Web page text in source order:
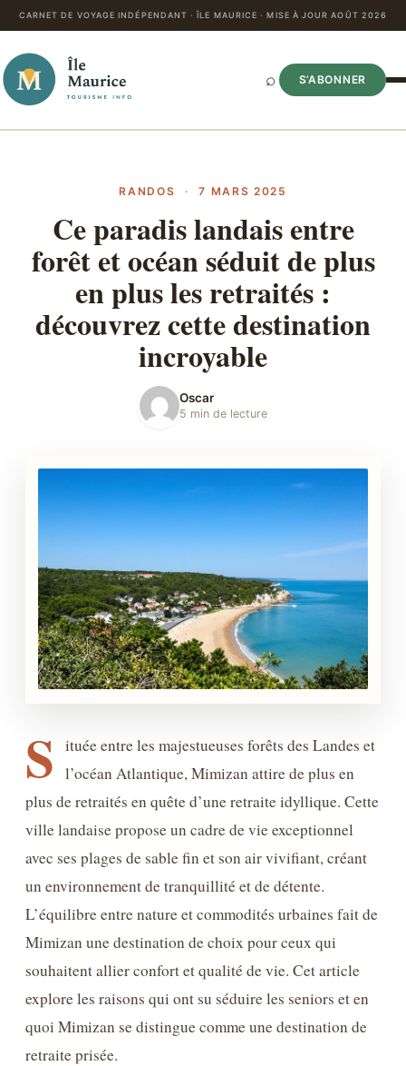
CARNET DE VOYAGE INDÉPENDANT · ÎLE MAURICE · MISE À JOUR AOÛT 2026
⌕ S’ABONNER
RANDOS · 7 MARS 2025
Ce paradis landais entre
forêt et océan séduit de plus
en plus les retraités :
découvrez cette destination
incroyable
Oscar
5 min de lecture
S
ituée entre les majestueuses forêts des Landes et
l’océan Atlantique, Mimizan attire de plus en
plus de retraités en quête d’une retraite idyllique. Cette
ville landaise propose un cadre de vie exceptionnel
avec ses plages de sable fin et son air vivifiant, créant
un environnement de tranquillité et de détente.
L’équilibre entre nature et commodités urbaines fait de
Mimizan une destination de choix pour ceux qui
souhaitent allier confort et qualité de vie. Cet article
explore les raisons qui ont su séduire les seniors et en
quoi Mimizan se distingue comme une destination de
retraite prisée.